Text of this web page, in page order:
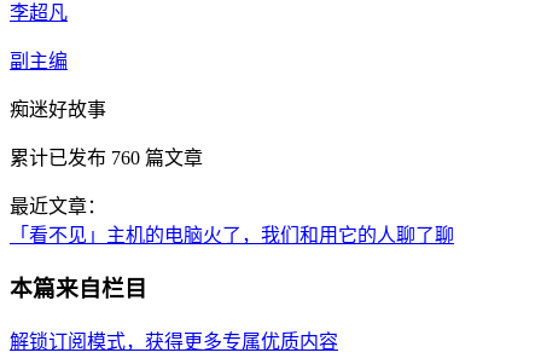
李超凡
副主编
痴迷好故事
累计已发布 760 篇文章
最近文章：
「看不见」主机的电脑火了，我们和用它的人聊了聊
本篇来自栏目
解锁订阅模式，获得更多专属优质内容